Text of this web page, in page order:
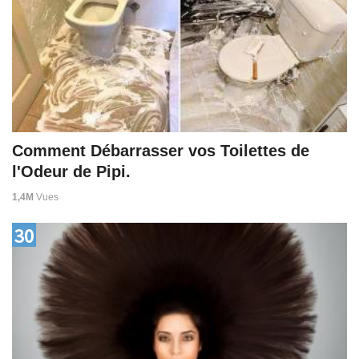
Comment Débarrasser vos Toilettes de
l'Odeur de Pipi.
1,4M Vues
30